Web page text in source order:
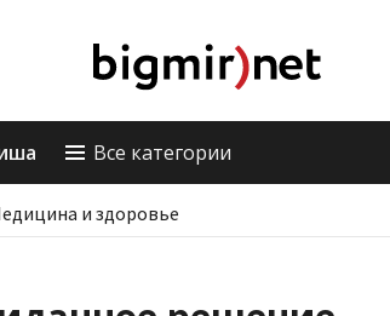
Все категории
и здоровье